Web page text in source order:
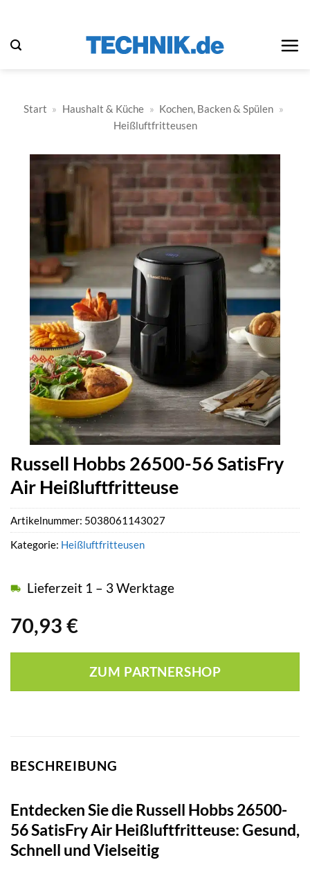
springen
Start » Haushalt & Küche » Kochen, Backen & Spülen »
Heißluftfritteusen
Russell Hobbs 26500-56 SatisFry
Air Heißluftfritteuse
70,93 €
Lieferzeit 1 – 3 Werktage
ZUM PARTNERSHOP
Artikelnummer: 5038061143027
Kategorie: Heißluftfritteusen
BESCHREIBUNG
Entdecken Sie die Russell Hobbs 26500-
56 SatisFry Air Heißluftfritteuse: Gesund,
Schnell und Vielseitig